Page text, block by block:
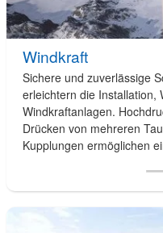
Windkraft
Sichere und zuverlässige
erleichtern die Installation,
Windkraftanlagen.
Drücken von mehreren
Kupplungen ermöglichen